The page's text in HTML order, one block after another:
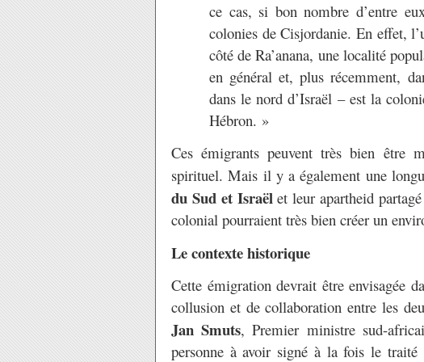
ce cas, si bon nombre d’entre
colonies de Cisjordanie. En effet,
côté de Ra’anana, une localité
en général et, plus récemment,
dans le nord d’Israël – est la
Hébron. »
Ces émigrants peuvent très bien être
spirituel. Mais il y a également une
du Sud et Israëlet leur apartheid
colonial pourraient très bien créer un
Le contexte historique
Cette émigration devrait être envisagée
collusion et de collaboration entre les
Jan Smuts, Premier ministre sud-
personne à avoir signé à la fois le